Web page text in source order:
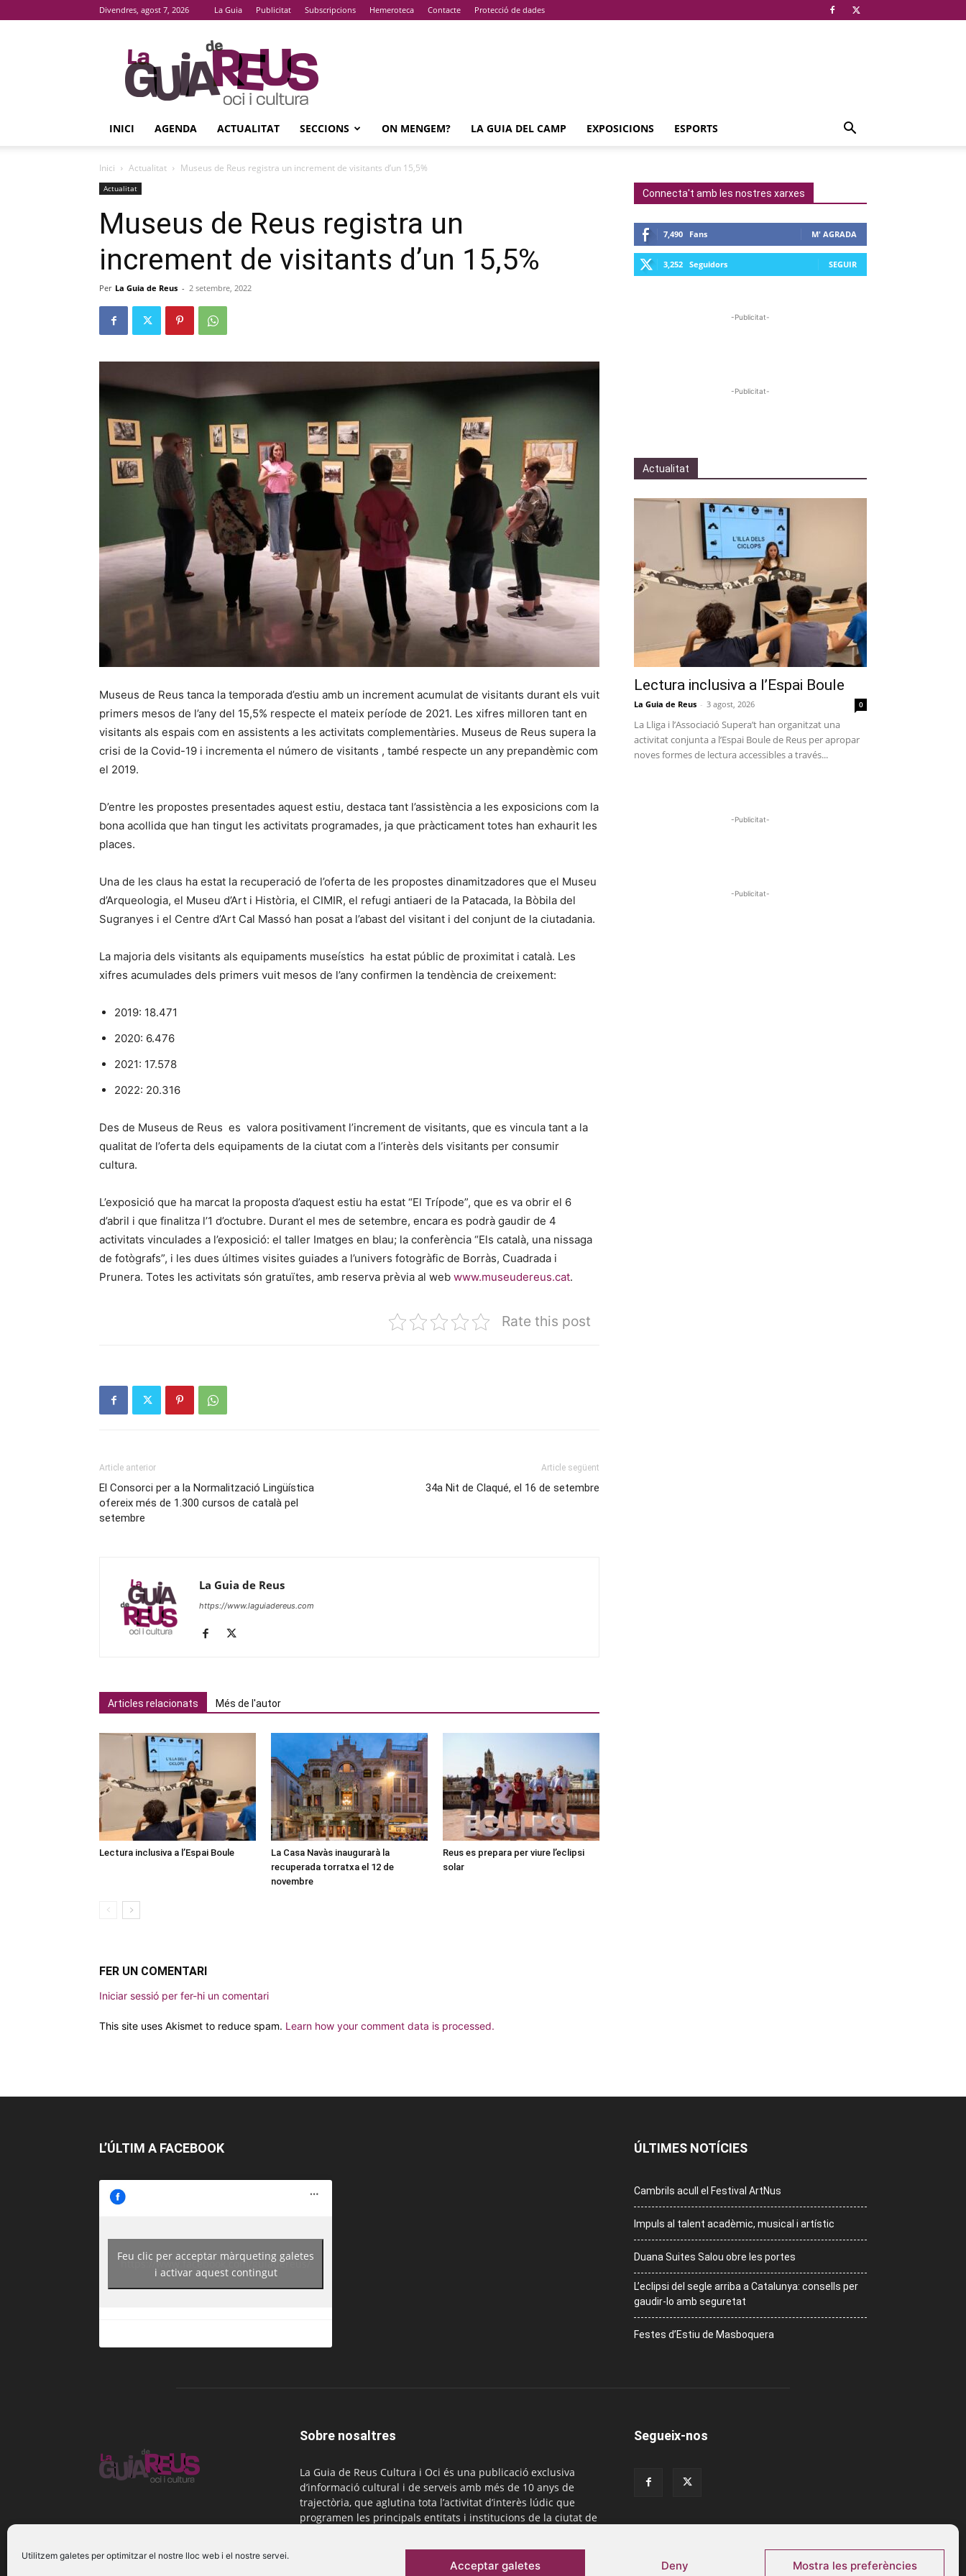
Utilitzem galetes per optimitzar el nostre lloc web i el nostre servei.
Acceptar galetes Deny Mostra les preferències
Divendres, agost 7, 2026 La Guia Publicitat Subscripcions Hemeroteca Contacte Protecció de dades
La
Guia
De
Reus
INICI AGENDA ACTUALITAT SECCIONS ON MENGEM? LA GUIA DEL CAMP EXPOSICIONS ESPORTS
Inici Actualitat Museus de Reus registra un increment de visitants d’un 15,5%
Actualitat
Museus de Reus registra un
increment de visitants d’un 15,5%
Per La Guia de Reus - 2 setembre, 2022
Museus de Reus tanca la temporada d’estiu amb un increment acumulat de visitants durant els vuit
primers mesos de l’any del 15,5% respecte el mateix període de 2021. Les xifres milloren tant en
visitants als espais com en assistents a les activitats complementàries. Museus de Reus supera la
crisi de la Covid-19 i incrementa el número de visitants , també respecte un any prepandèmic com
el 2019.
D’entre les propostes presentades aquest estiu, destaca tant l’assistència a les exposicions com la
bona acollida que han tingut les activitats programades, ja que pràcticament totes han exhaurit les
places.
Una de les claus ha estat la recuperació de l’oferta de les propostes dinamitzadores que el Museu
d’Arqueologia, el Museu d’Art i Història, el CIMIR, el refugi antiaeri de la Patacada, la Bòbila del
Sugranyes i el Centre d’Art Cal Massó han posat a l’abast del visitant i del conjunt de la ciutadania.
La majoria dels visitants als equipaments museístics ha estat públic de proximitat i català. Les
xifres acumulades dels primers vuit mesos de l’any confirmen la tendència de creixement:
2019: 18.471
2020: 6.476
2021: 17.578
2022: 20.316
Des de Museus de Reus es valora positivament l’increment de visitants, que es vincula tant a la
qualitat de l’oferta dels equipaments de la ciutat com a l’interès dels visitants per consumir
cultura.
L’exposició que ha marcat la proposta d’aquest estiu ha estat “El Trípode”, que es va obrir el 6
d’abril i que finalitza l’1 d’octubre. Durant el mes de setembre, encara es podrà gaudir de 4
activitats vinculades a l’exposició: el taller Imatges en blau; la conferència “Els català, una nissaga
de fotògrafs”, i les dues últimes visites guiades a l’univers fotogràfic de Borràs, Cuadrada i
Prunera. Totes les activitats són gratuïtes, amb reserva prèvia al web www.museudereus.cat.
Rate this post
Article anterior
El Consorci per a la Normalització Lingüística
ofereix més de 1.300 cursos de català pel
setembre
Article següent
34a Nit de Claqué, el 16 de setembre
La Guia de Reus
https://www.laguiadereus.com
Articles relacionats Més de l'autor
Lectura inclusiva a l’Espai Boule
La Casa Navàs inaugurarà la
recuperada torratxa el 12 de
novembre
Reus es prepara per viure l’eclipsi
solar
FER UN COMENTARI
Iniciar sessió per fer-hi un comentari
This site uses Akismet to reduce spam. Learn how your comment data is processed.
Connecta't amb les nostres xarxes
7,490 Fans M' AGRADA
3,252 Seguidors SEGUIR
-Publicitat-
-Publicitat-
Actualitat
Lectura inclusiva a l’Espai Boule
La Guia de Reus - 3 agost, 2026 0
La Lliga i l’Associació Supera’t han organitzat una
activitat conjunta a l’Espai Boule de Reus per apropar
noves formes de lectura accessibles a través...
-Publicitat-
-Publicitat-
L’ÚLTIM A FACEBOOK
https://www.facebook.com/guiadereus/
Feu clic per acceptar màrqueting galetes
i activar aquest contingut
ÚLTIMES NOTÍCIES
Cambrils acull el Festival ArtNus
Impuls al talent acadèmic, musical i artístic
Duana Suites Salou obre les portes
L’eclipsi del segle arriba a Catalunya: consells per
gaudir-lo amb seguretat
Festes d’Estiu de Masboquera
Sobre nosaltres
La Guia de Reus Cultura i Oci és una publicació exclusiva
d’informació cultural i de serveis amb més de 10 anys de
trajectòria, que aglutina tota l’activitat d’interès lúdic que
programen les principals entitats i institucions de la ciutat de
comercial@laguiadereus.com
Segueix-nos